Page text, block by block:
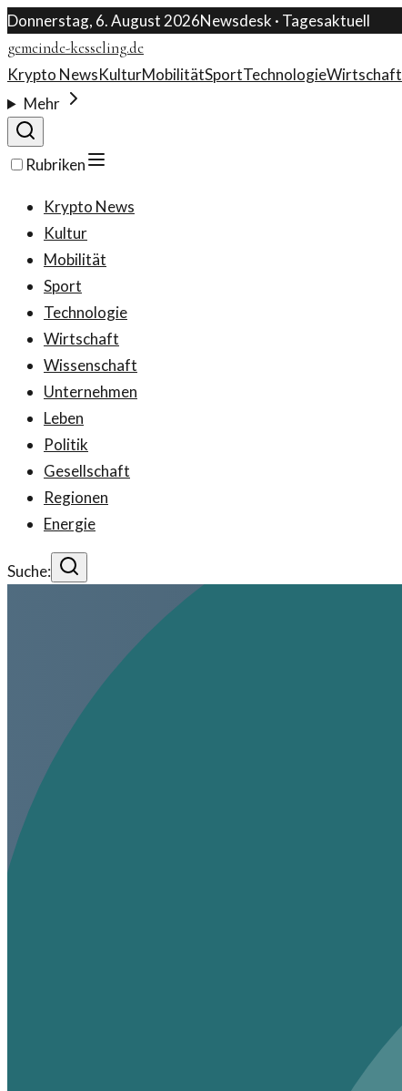
Donnerstag, 6. August 2026Newsdesk · Tagesaktuell
gemeinde-kesseling.de
Krypto NewsKulturMobilitätSportTechnologieWirtschaft
Mehr
Rubriken
Krypto News
Kultur
Mobilität
Sport
Technologie
Wirtschaft
Wissenschaft
Unternehmen
Leben
Politik
Gesellschaft
Regionen
Energie
Suche: